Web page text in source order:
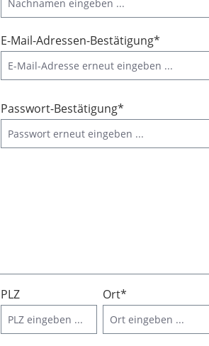
E-Mail-Adressen-Bestätigung*
Passwort-Bestätigung*
PLZ Ort*